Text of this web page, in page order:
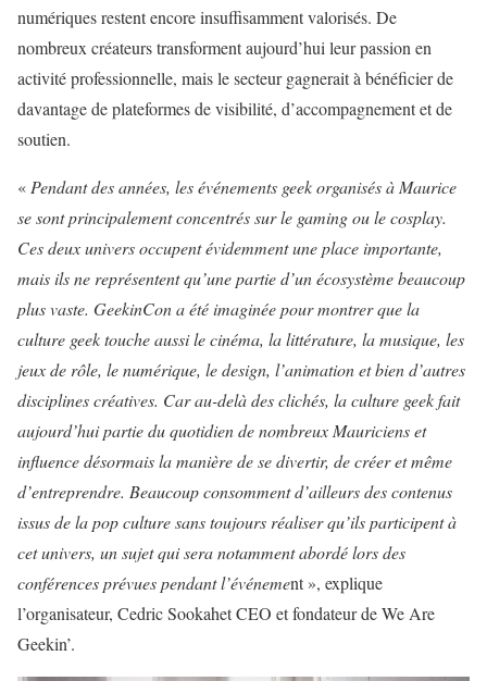
numériques restent encore insuffisamment valorisés. De
nombreux créateurs transforment aujourd’hui leur passion en
activité professionnelle, mais le secteur gagnerait à bénéficier de
davantage de plateformes de visibilité, d’accompagnement et de
soutien.
« Pendant des années, les événements geek organisés à Maurice
se sont principalement concentrés sur le gaming ou le cosplay.
Ces deux univers occupent évidemment une place importante,
mais ils ne représentent qu’une partie d’un écosystème beaucoup
plus vaste. GeekinCon a été imaginée pour montrer que la
culture geek touche aussi le cinéma, la littérature, la musique, les
jeux de rôle, le numérique, le design, l’animation et bien d’autres
disciplines créatives. Car au-delà des clichés, la culture geek fait
aujourd’hui partie du quotidien de nombreux Mauriciens et
influence désormais la manière de se divertir, de créer et même
d’entreprendre. Beaucoup consomment d’ailleurs des contenus
issus de la pop culture sans toujours réaliser qu’ils participent à
cet univers, un sujet qui sera notamment abordé lors des
conférences prévues pendant l’événement », explique
l’organisateur, Cedric Sookahet CEO et fondateur de We Are
Geekin’.